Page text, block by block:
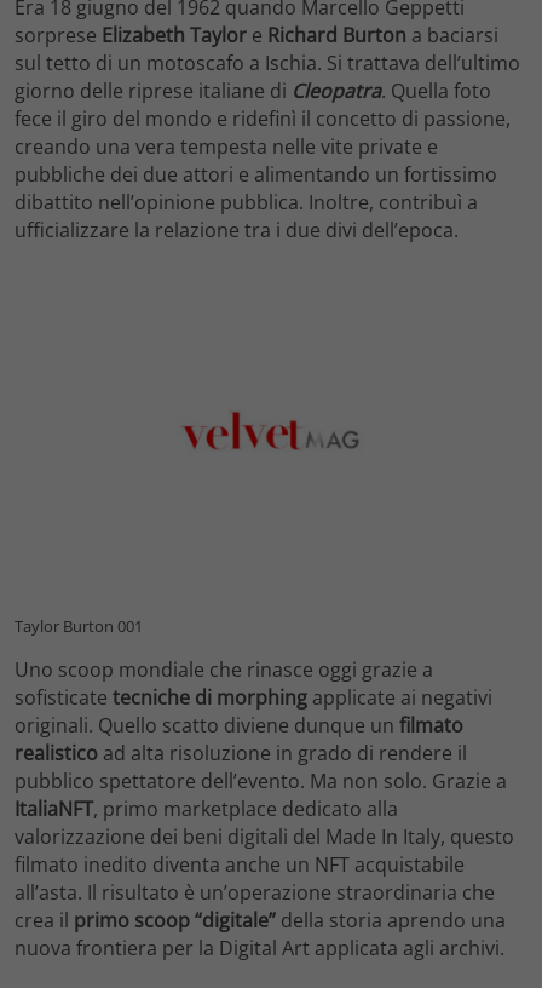
Era 18 giugno del 1962 quando Marcello Geppetti
sorprese Elizabeth Taylor e Richard Burton a baciarsi
sul tetto di un motoscafo a Ischia. Si trattava dell’ultimo
giorno delle riprese italiane di Cleopatra. Quella foto
fece il giro del mondo e ridefinì il concetto di passione,
creando una vera tempesta nelle vite private e
pubbliche dei due attori e alimentando un fortissimo
dibattito nell’opinione pubblica. Inoltre, contribuì a
ufficializzare la relazione tra i due divi dell’epoca.
Taylor Burton 001
Uno scoop mondiale che rinasce oggi grazie a
sofisticate tecniche di morphing applicate ai negativi
originali. Quello scatto diviene dunque un filmato
realistico ad alta risoluzione in grado di rendere il
pubblico spettatore dell’evento. Ma non solo. Grazie a
ItaliaNFT, primo marketplace dedicato alla
valorizzazione dei beni digitali del Made In Italy, questo
filmato inedito diventa anche un NFT acquistabile
all’asta. Il risultato è un’operazione straordinaria che
crea il primo scoop “digitale” della storia aprendo una
nuova frontiera per la Digital Art applicata agli archivi.